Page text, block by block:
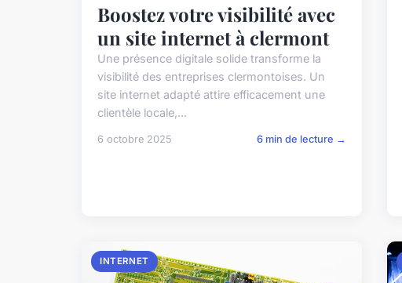
Boostez votre visibilité avec
un site internet à clermont
Une présence digitale solide transforme la
visibilité des entreprises clermontoises. Un
site internet adapté attire efficacement une
clientèle locale,...
6 octobre 2025 6 min de lecture →
INTERNET